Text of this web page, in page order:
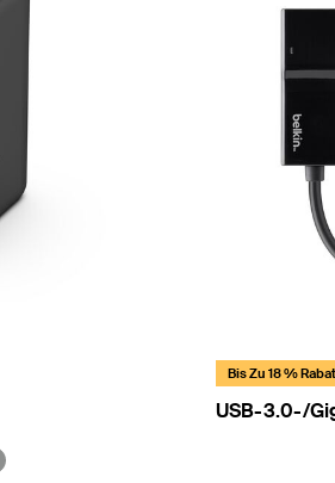
Bis Zu 18 %
USB-3.0-/